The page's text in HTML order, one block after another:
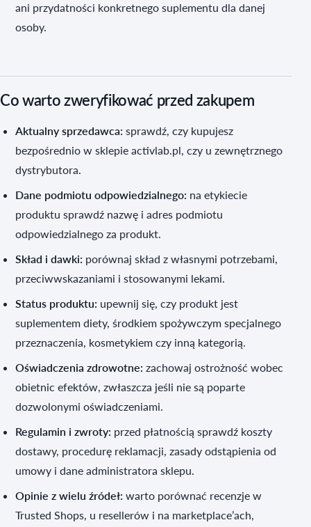
ani przydatności konkretnego suplementu dla danej
osoby.
Co warto zweryfikować przed zakupem
Aktualny sprzedawca: sprawdź, czy kupujesz
bezpośrednio w sklepie activlab.pl, czy u zewnętrznego
dystrybutora.
Dane podmiotu odpowiedzialnego: na etykiecie
produktu sprawdź nazwę i adres podmiotu
odpowiedzialnego za produkt.
Skład i dawki: porównaj skład z własnymi potrzebami,
przeciwwskazaniami i stosowanymi lekami.
Status produktu: upewnij się, czy produkt jest
suplementem diety, środkiem spożywczym specjalnego
przeznaczenia, kosmetykiem czy inną kategorią.
Oświadczenia zdrowotne: zachowaj ostrożność wobec
obietnic efektów, zwłaszcza jeśli nie są poparte
dozwolonymi oświadczeniami.
Regulamin i zwroty: przed płatnością sprawdź koszty
dostawy, procedurę reklamacji, zasady odstąpienia od
umowy i dane administratora sklepu.
Opinie z wielu źródeł: warto porównać recenzje w
Trusted Shops, u resellerów i na marketplace’ach,